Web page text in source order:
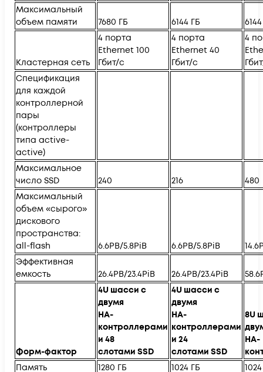
Максимальный
объем памяти
7680 ГБ 6144 ГБ
Кластерная сеть
4 порта
Ethernet 100
Гбит/с
4 порта
Ethernet 40
Гбит/с
4
Спецификация
для каждой
контроллерной
пары
(контроллеры
типа active-
active)
Максимальное
число SSD
240 216
480
Максимальный
объем «сырого»
дискового
пространства:
all-flash
6.6PB/5.8PiB 6.6PB/5.8PiB
Эффективная
емкость
26.4PB/23.4PiB 26.4PB/23.4PiB
Форм-фактор
4U шасси с
двумя
HA-
контроллерами
и 48
слотами SSD
4U шасси с
двумя
HA-
контроллерами
и 24
слотами SSD
8U
HA-
Память
1280 ГБ 1024 ГБ